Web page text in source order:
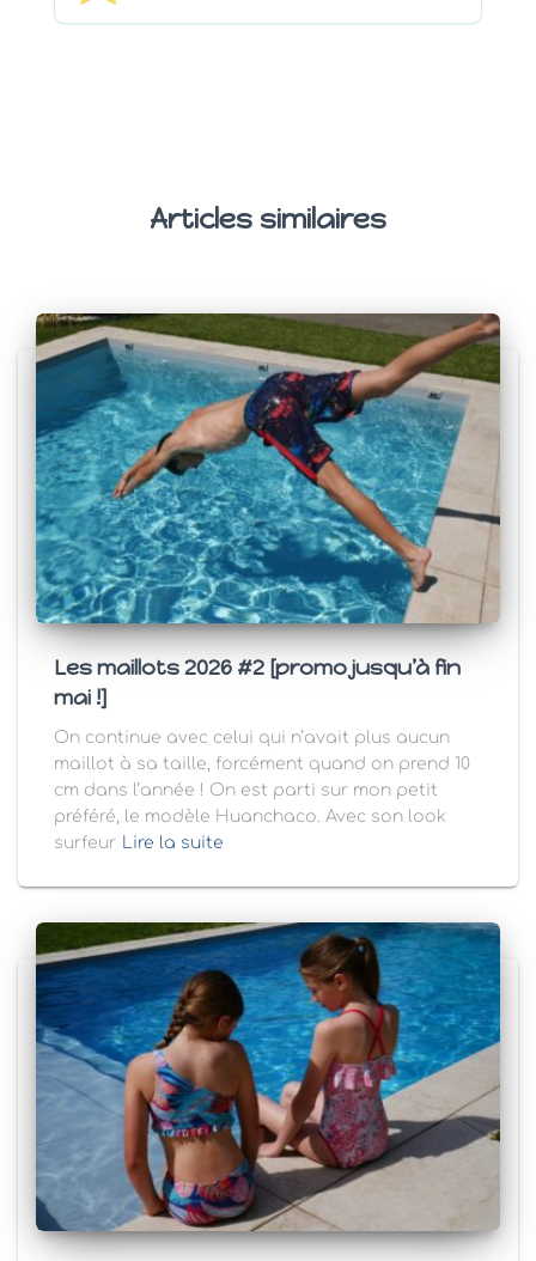
Articles similaires
Les maillots 2026 #2 [promo jusqu’à fin
mai !]
On continue avec celui qui n’avait plus aucun
maillot à sa taille, forcément quand on prend 10
cm dans l’année ! On est parti sur mon petit
préféré, le modèle Huanchaco. Avec son look
surfeur
Lire la suite